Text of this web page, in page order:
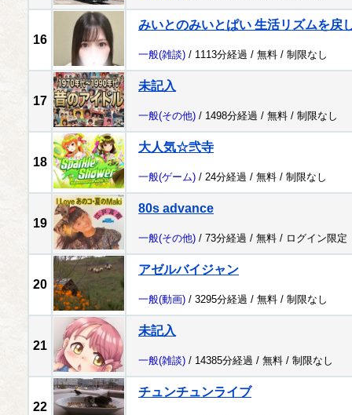
16
みいとのみいとぱい 生活リズムを戻
一般(雑談) / 1113分経過 / 無料 / 制限なし
17
未記入
一般(その他) / 1498分経過 / 無料 / 制限なし
18
大人気☆弐寺
一般(ゲーム) / 24分経過 / 無料 / 制限なし
19
80s advance
一般(その他) / 73分経過 / 無料 / ログイン限定
20
アゼルバイジャン
一般(動画) / 3295分経過 / 無料 / 制限なし
21
未記入
一般(雑談) / 14385分経過 / 無料 / 制限なし
22
チュンチュンライブ